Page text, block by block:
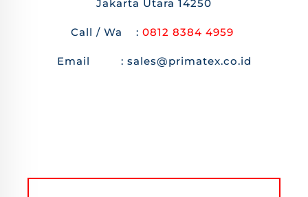
Jakarta Utara 14250
Call / Wa : 0812 8384 4959
Email : sales@primatex.co.id